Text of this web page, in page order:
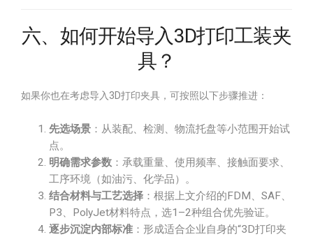
六、如何开始导入3D打印工装夹
具？
如果你也在考虑导入3D打印夹具，可按照以下步骤推进：
先选场景 ：从装配、检测、物流托盘等小范围开始试
点。
明确需求参数 ：承载重量、使用频率、接触面要求、
工序环境（如油污、化学品）。
结合材料与工艺选择 ：根据上文介绍的FDM、SAF、
P3、PolyJet材料特点，选1–2种组合优先验证。
逐步沉淀内部标准 ：形成适合企业自身的“3D打印夹